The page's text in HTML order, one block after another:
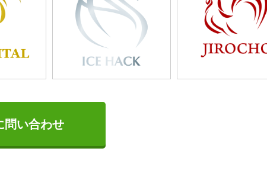
」
1250
問い合わせ